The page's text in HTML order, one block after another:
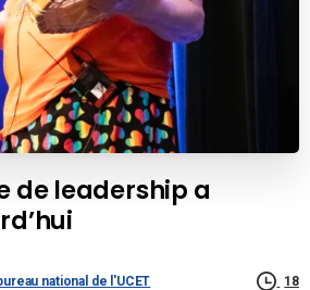
de leadership a
national de l'UCET
18